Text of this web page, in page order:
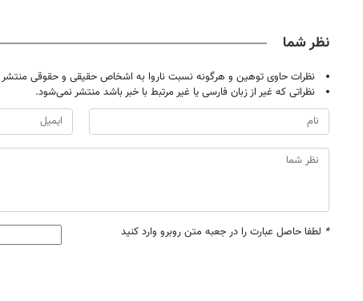
نظر شما
نظرات حاوی توهین و هرگونه نسبت ناروا به اشخاص حقیقی و حقوقی
نظراتی که غیر از زبان فارسی یا غیر مرتبط با خبر باشد منتشر نمی‌شود.
* لطفا حاصل عبارت را در جعبه متن روبرو وارد کنید